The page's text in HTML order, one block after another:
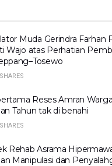
Muda Gerindra Farhan
Wajo atas Perhatian
Reses Amran
Tahun tak di benahi
Rehab Asrama
Manipulasi dan